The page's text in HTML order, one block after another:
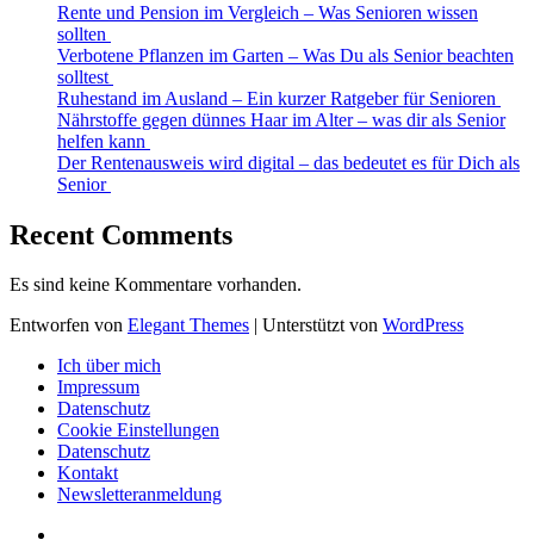
Rente und Pension im Vergleich – Was Senioren wissen
sollten
Verbotene Pflanzen im Garten – Was Du als Senior beachten
solltest
Ruhestand im Ausland – Ein kurzer Ratgeber für Senioren
Nährstoffe gegen dünnes Haar im Alter – was dir als Senior
helfen kann
Der Rentenausweis wird digital – das bedeutet es für Dich als
Senior
Recent Comments
Es sind keine Kommentare vorhanden.
Entworfen von Elegant Themes | Unterstützt von WordPress
Ich über mich
Impressum
Datenschutz
Cookie Einstellungen
Datenschutz
Kontakt
Newsletteranmeldung